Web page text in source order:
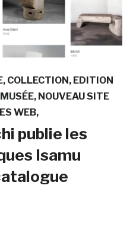
COLLECTION EDITION
MUSÉE NOUVEAU SITE
WEB
publie les
Isamu